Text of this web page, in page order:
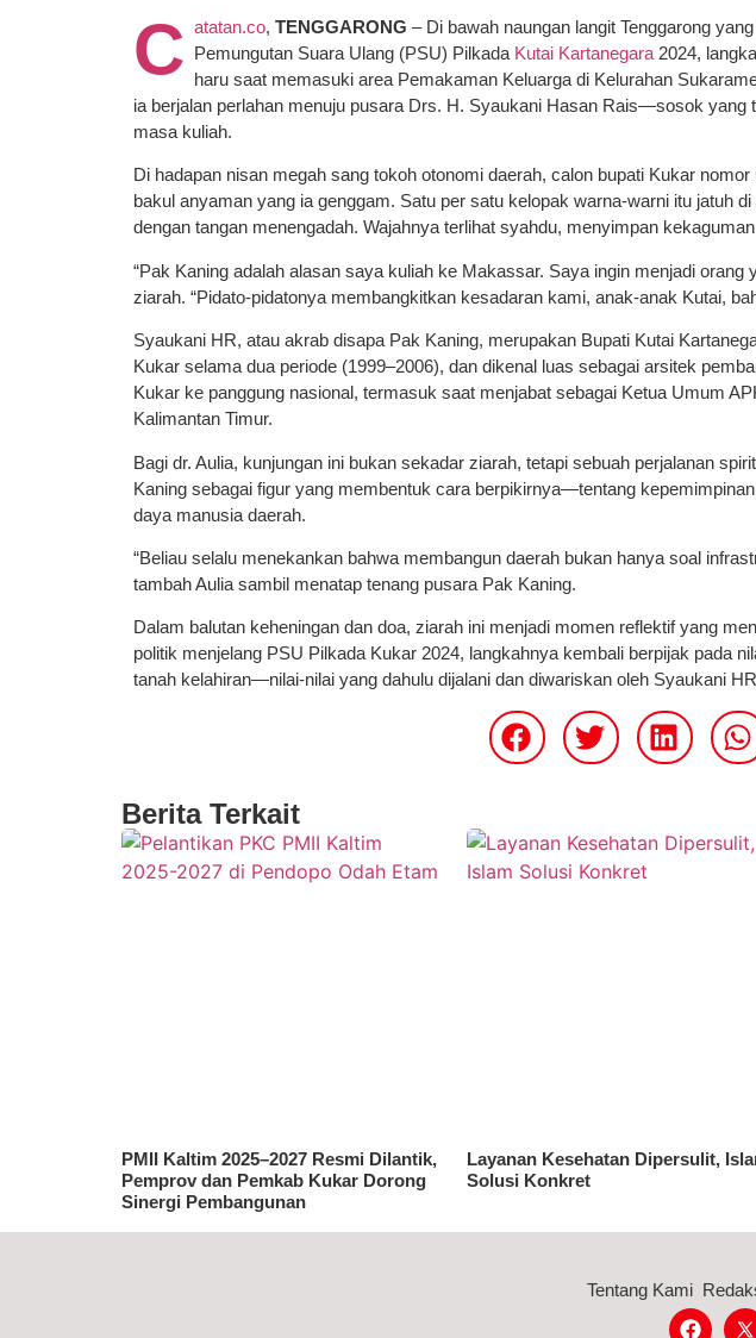
C atatan.co, TENGGARONG – Di bawah naungan langit Tenggarong
Pemungutan Suara Ulang (PSU) Pilkada Kutai Kartanegara 2024,
haru saat memasuki area Pemakaman Keluarga di Kelurahan
ia berjalan perlahan menuju pusara Drs. H. Syaukani Hasan Rais—sosok yang
masa kuliah.
Di hadapan nisan megah sang tokoh otonomi daerah, calon bupati Kukar
bakul anyaman yang ia genggam. Satu per satu kelopak warna-warni itu jatuh
dengan tangan menengadah. Wajahnya terlihat syahdu, menyimpan
“Pak Kaning adalah alasan saya kuliah ke Makassar. Saya ingin menjadi
ziarah. “Pidato-pidatonya membangkitkan kesadaran kami, anak-anak Kutai,
Syaukani HR, atau akrab disapa Pak Kaning, merupakan Bupati Kutai
Kukar selama dua periode (1999–2006), dan dikenal luas sebagai arsitek
Kukar ke panggung nasional, termasuk saat menjabat sebagai Ketua Umum
Kalimantan Timur.
Bagi dr. Aulia, kunjungan ini bukan sekadar ziarah, tetapi sebuah perjalanan
Kaning sebagai figur yang membentuk cara berpikirnya—tentang
daya manusia daerah.
“Beliau selalu menekankan bahwa membangun daerah bukan hanya soal
tambah Aulia sambil menatap tenang pusara Pak Kaning.
Dalam balutan keheningan dan doa, ziarah ini menjadi momen reflektif yang
politik menjelang PSU Pilkada Kukar 2024, langkahnya kembali berpijak pada
tanah kelahiran—nilai-nilai yang dahulu dijalani dan diwariskan oleh Syaukani
Berita Terkait
PMII Kaltim 2025–2027 Resmi Dilantik,
Pemprov dan Pemkab Kukar Dorong
Sinergi Pembangunan
Layanan Kesehatan Dipersulit,
Solusi Konkret
Tentang Kami